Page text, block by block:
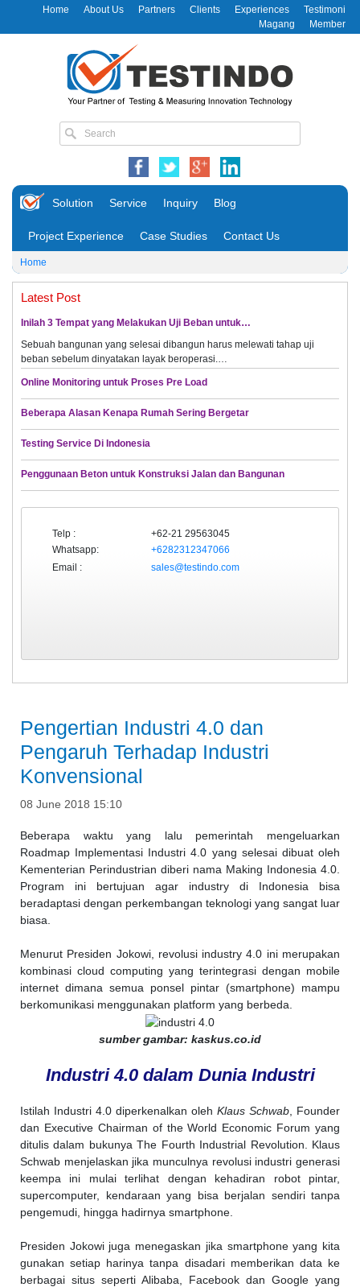
Home About Us Partners Clients Experiences
Testimoni
Magang
Member
Solution Service Inquiry Blog
Project Experience Case Studies Contact Us
Home
Latest Post
Inilah 3 Tempat yang Melakukan Uji Beban untuk…
Sebuah bangunan yang selesai dibangun harus melewati tahap uji
beban sebelum dinyatakan layak beroperasi.…
Online Monitoring untuk Proses Pre Load
Beberapa Alasan Kenapa Rumah Sering Bergetar
Testing Service Di Indonesia
Penggunaan Beton untuk Konstruksi Jalan dan Bangunan
Telp :
+62-21 29563045
Whatsapp:
+6282312347066
Email :
sales@testindo.com
Pengertian Industri 4.0 dan
Pengaruh Terhadap Industri
Konvensional
08 June 2018 15:10
Beberapa waktu yang lalu pemerintah mengeluarkan
Roadmap Implementasi Industri 4.0 yang selesai dibuat oleh
Kementerian Perindustrian diberi nama Making Indonesia 4.0.
Program ini bertujuan agar industry di Indonesia bisa
beradaptasi dengan perkembangan teknologi yang sangat luar
biasa.
Menurut Presiden Jokowi, revolusi industry 4.0 ini merupakan
kombinasi cloud computing yang terintegrasi dengan mobile
internet dimana semua ponsel pintar (smartphone) mampu
berkomunikasi menggunakan platform yang berbeda.
sumber gambar: kaskus.co.id
Industri 4.0 dalam Dunia Industri
Istilah Industri 4.0 diperkenalkan oleh Klaus Schwab , Founder
dan Executive Chairman of the World Economic Forum yang
ditulis dalam bukunya The Fourth Industrial Revolution. Klaus
Schwab menjelaskan jika munculnya revolusi industri generasi
keempa ini mulai terlihat dengan kehadiran robot pintar,
supercomputer, kendaraan yang bisa berjalan sendiri tanpa
pengemudi, hingga hadirnya smartphone.
Presiden Jokowi juga menegaskan jika smartphone yang kita
gunakan setiap harinya tanpa disadari memberikan data ke
berbagai situs seperti Alibaba, Facebook dan Google yang